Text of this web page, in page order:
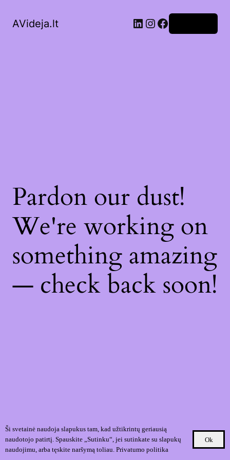
AVideja.lt LinkedIn
Instagram
Facebook
Pardon our dust!
We're working on
something amazing
— check back soon!
Ši svetainė naudoja slapukus tam, kad užtikrintų geriausią
naudotojo patirtį. Spauskite „Sutinku“, jei sutinkate su slapukų
naudojimu, arba tęskite naršymą toliau. Privatumo politika
Ok